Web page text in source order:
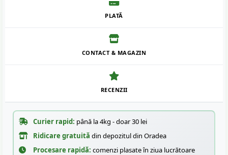
PLATĂ
CONTACT & MAGAZIN
RECENZII
Curier rapid: până la 4kg - doar 30 lei
Ridicare gratuită din depozitul din Oradea
Procesare rapidă: comenzi plasate în ziua lucrătoare